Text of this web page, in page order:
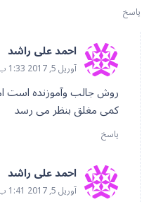
پاسخ
احمد علی راشد
آوریل 5, 2017 1:33 ب.ظ
روش جالب وآموزنده است
کمی مغلق بنظر می رسد
پاسخ
احمد علی راشد
آوریل 5, 2017 1:41 ب.ظ